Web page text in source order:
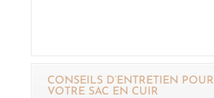
CONSEILS D’ENTRETIEN POUR
VOTRE SAC EN CUIR